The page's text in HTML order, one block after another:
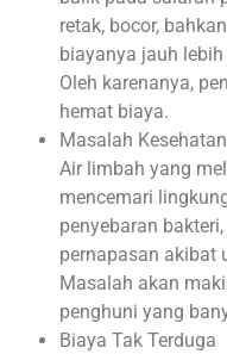
retak, bocor,
biayanya jauh
Oleh karenanya,
hemat biaya.
Masalah Kesehatan
Air limbah yang
mencemari
penyebaran
pernapasan akibat
Masalah akan
penghuni yang
Biaya Tak Terduga